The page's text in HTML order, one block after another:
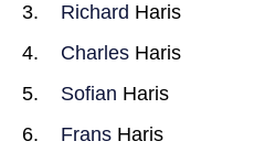
Richard Haris
Charles Haris
Sofian Haris
Frans Haris